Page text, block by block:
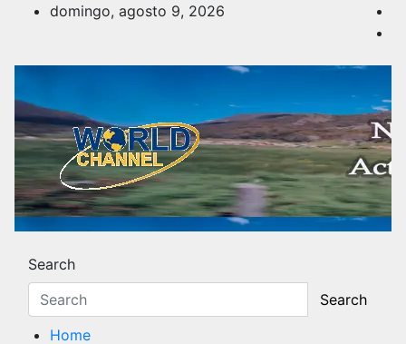
domingo, agosto 9, 2026
Noticias y Actualidad
Search
Search
Home